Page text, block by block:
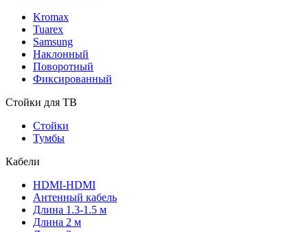
Kromax
Tuarex
Samsung
Наклонный
Поворотный
Фиксированный
Стойки для ТВ
Стойки
Тумбы
Кабели
HDMI-HDMI
Антенный кабель
Длина 1.3-1.5 м
Длина 2 м